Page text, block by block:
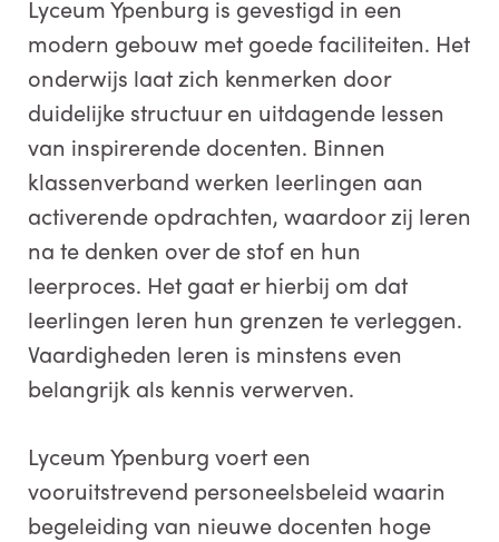
Lyceum Ypenburg is gevestigd in een
modern gebouw met goede faciliteiten. Het
onderwijs laat zich kenmerken door
duidelijke structuur en uitdagende lessen
van inspirerende docenten. Binnen
klassenverband werken leerlingen aan
activerende opdrachten, waardoor zij leren
na te denken over de stof en hun
leerproces. Het gaat er hierbij om dat
leerlingen leren hun grenzen te verleggen.
Vaardigheden leren is minstens even
belangrijk als kennis verwerven.
Lyceum Ypenburg voert een
vooruitstrevend personeelsbeleid waarin
begeleiding van nieuwe docenten hoge